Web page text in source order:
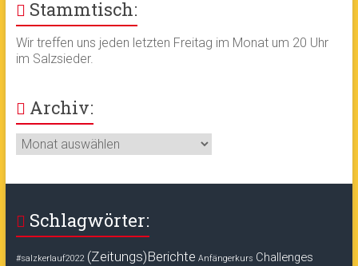
Stammtisch:
Wir treffen uns jeden letzten Freitag im Monat um 20 Uhr
im Salzsieder.
Archiv:
Archiv:
Schlagwörter:
#salzkerlauf2022 (Zeitungs)Berichte Anfängerkurs Challenges